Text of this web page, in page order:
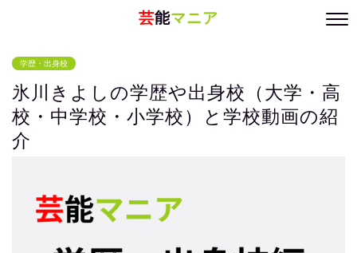
芸能マニア
学歴・出身校
氷川きよしの学歴や出身校（大学・高
校・中学校・小学校）と学校動画の紹
介